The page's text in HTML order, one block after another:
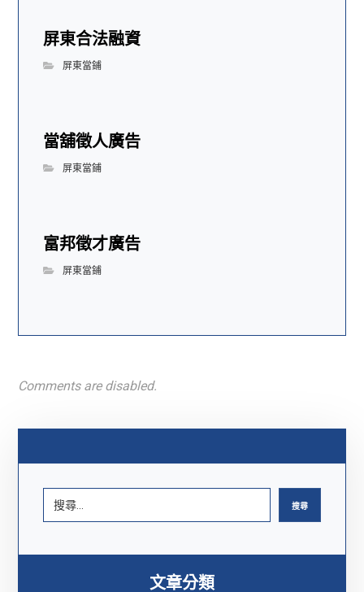
屏東合法融資
屏東當鋪
當舖徵人廣告
屏東當鋪
富邦徵才廣告
屏東當鋪
Comments are disabled.
搜尋
文章分類